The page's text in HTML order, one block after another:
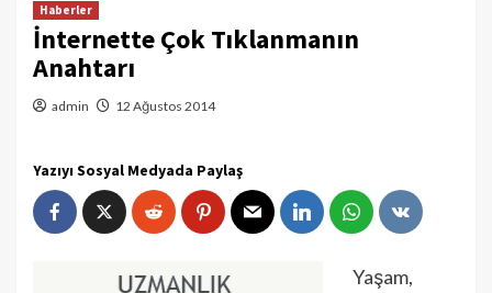
Haberler
İnternette Çok Tıklanmanın
Anahtarı
admin 12 Ağustos 2014
Yazıyı Sosyal Medyada Paylaş
Yaşam,